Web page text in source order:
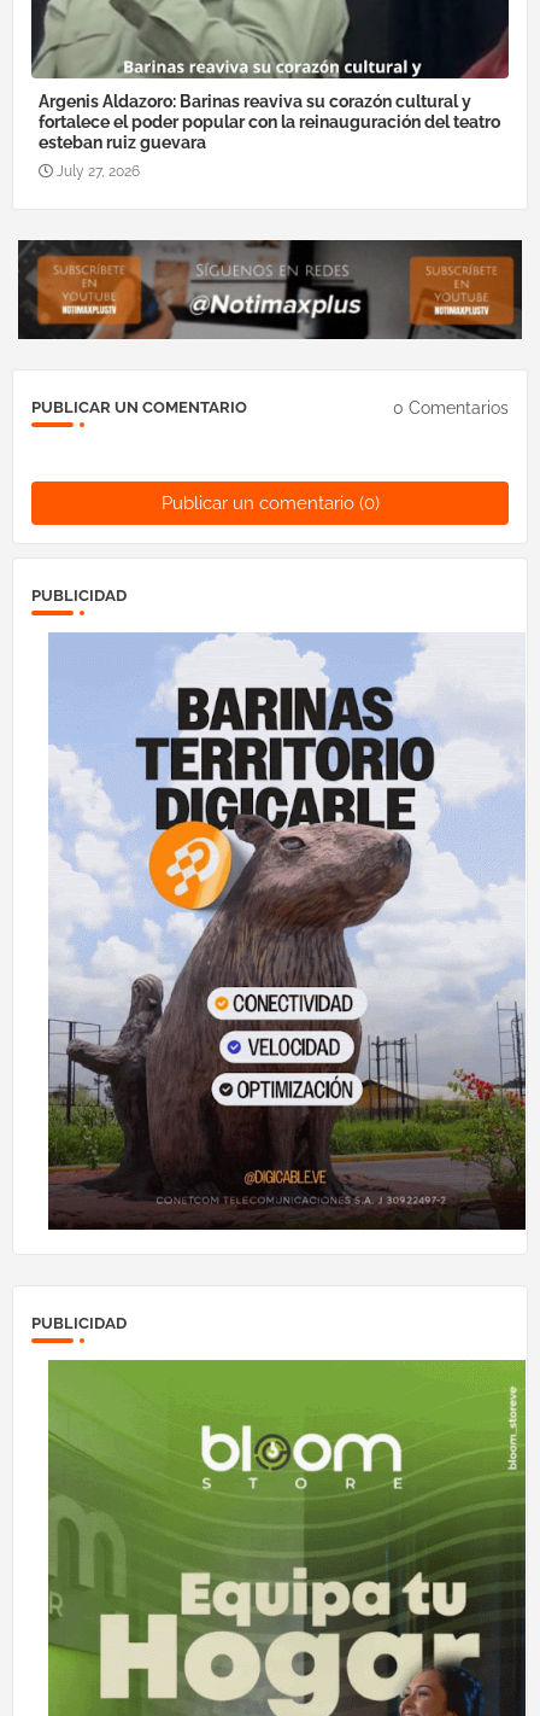
Argenis Aldazoro: Barinas reaviva su corazón cultural y
fortalece el poder popular con la reinauguración del teatro
esteban ruiz guevara
July 27, 2026
PUBLICAR UN COMENTARIO 0 Comentarios
Publicar un comentario (0)
PUBLICIDAD
PUBLICIDAD